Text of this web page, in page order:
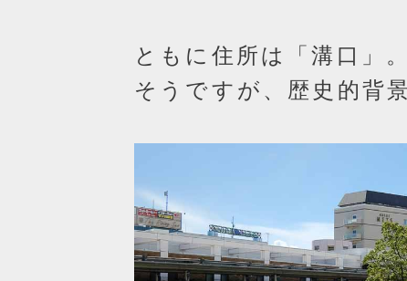
ともに住所は「溝口」
そうですが、歴史的背